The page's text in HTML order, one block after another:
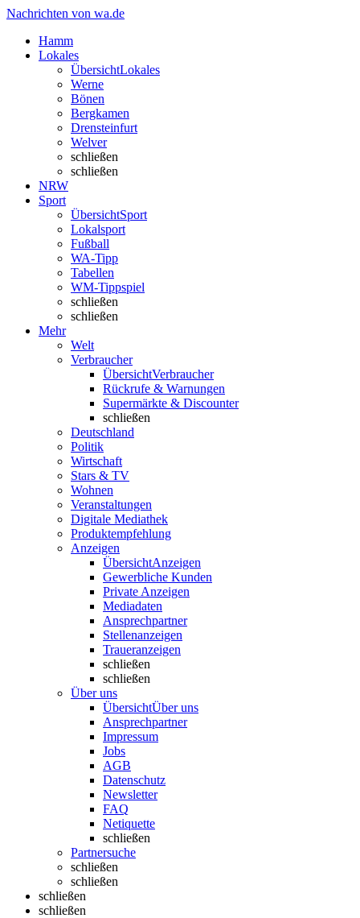
Nachrichten von wa.de
Hamm
Lokales
ÜbersichtLokales
Werne
Bönen
Bergkamen
Drensteinfurt
Welver
schließen
schließen
NRW
Sport
ÜbersichtSport
Lokalsport
Fußball
WA-Tipp
Tabellen
WM-Tippspiel
schließen
schließen
Mehr
Welt
Verbraucher
ÜbersichtVerbraucher
Rückrufe & Warnungen
Supermärkte & Discounter
schließen
Deutschland
Politik
Wirtschaft
Stars & TV
Wohnen
Veranstaltungen
Digitale Mediathek
Produktempfehlung
Anzeigen
ÜbersichtAnzeigen
Gewerbliche Kunden
Private Anzeigen
Mediadaten
Ansprechpartner
Stellenanzeigen
Traueranzeigen
schließen
schließen
Über uns
ÜbersichtÜber uns
Ansprechpartner
Impressum
Jobs
AGB
Datenschutz
Newsletter
FAQ
Netiquette
schließen
Partnersuche
schließen
schließen
schließen
schließen